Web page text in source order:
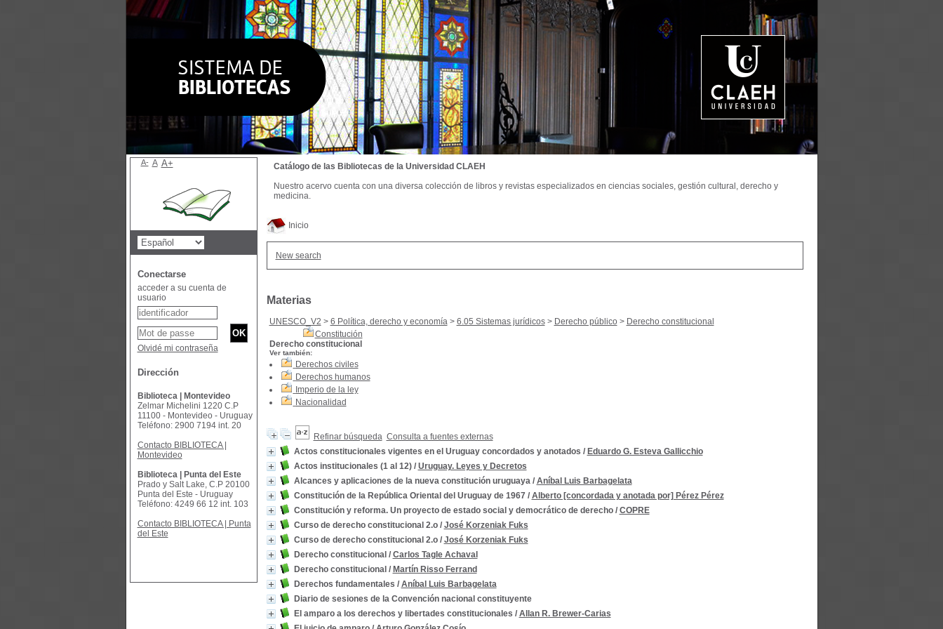
Inicio
New search
Materias
UNESCO_V2 > 6 Política, derecho y economía> 6.05 Sistemas jurídicos> Derecho público> Derecho constitucional
Constitución
Derecho constitucional
Ver también:
Derechos civiles
Derechos humanos
Imperio de la ley
Nacionalidad
Refinar búsqueda Consulta a fuentes externas
Actos constitucionales vigentes en el Uruguay concordados y anotados / Eduardo G. Esteva Gallicchio
Actos institucionales (1 al 12)/ Uruguay. Leyes y Decretos
Alcances y aplicaciones de la nueva constitución uruguaya/ Aníbal Luis Barbagelata
Constitución de la República Oriental del Uruguay de 1967/ Alberto [concordada y anotada por] Pérez Pérez
Constitución y reforma. Un proyecto de estado social y democrático de derecho/ COPRE
Curso de derecho constitucional 2.o/ José Korzeniak Fuks
Curso de derecho constitucional 2.o/ José Korzeniak Fuks
Derecho constitucional / Carlos Tagle Achaval
Derecho constitucional / Martín Risso Ferrand
Derechos fundamentales / Aníbal Luis Barbagelata
Diario de sesiones de la Convención nacional constituyente
El amparo a los derechos y libertades constitucionales / Allan R. Brewer-Carias
Catálogo de las Bibliotecas de la Universidad CLAEH
Nuestro acervo cuenta con una diversa colección de libros y revistas especializados en ciencias sociales, gestión cultural, derecho y
medicina.
A- A A+
Conectarse
acceder a su cuenta de
usuario
Olvidé mi contraseña
Dirección
Biblioteca | Montevideo
Zelmar Michelini 1220 C.P
11100 - Montevideo - Uruguay
Teléfono: 2900 7194 int. 20
Contacto BIBLIOTECA |
Montevideo
Biblioteca | Punta del Este
Prado y Salt Lake, C.P 20100
Punta del Este - Uruguay
Teléfono: 4249 66 12 int. 103
Contacto BIBLIOTECA | Punta
del Este